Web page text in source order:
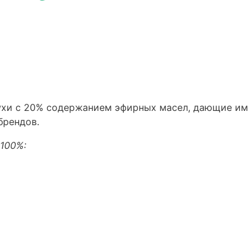
с 20% содержанием эфирных масел, дающие им